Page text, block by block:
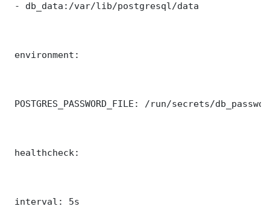
- db_data:/var/lib/postgresql/data
environment:
POSTGRES_PASSWORD_FILE: /run/secrets/
healthcheck:
interval: 5s